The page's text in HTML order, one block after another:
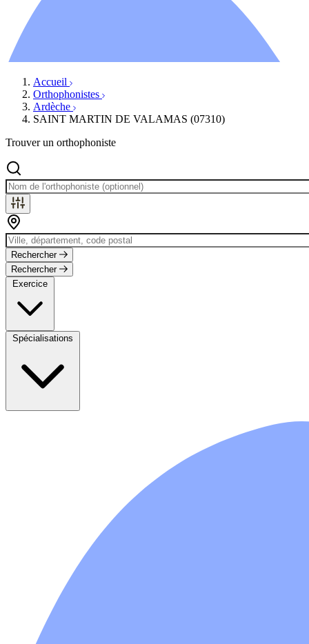
Évènements
Accueil
Orthophonistes
Ardèche
SAINT MARTIN DE VALAMAS (07310)
Trouver un orthophoniste
Rechercher
Rechercher
Exercice
Spécialisations